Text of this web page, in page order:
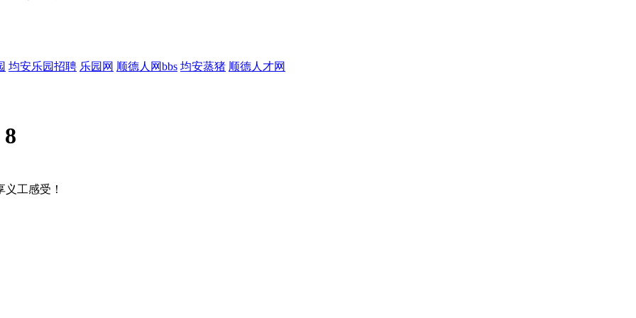
均安乐园招聘 乐园网 顺德人网bbs 均安蒸猪 顺德人才网
8
工感受！